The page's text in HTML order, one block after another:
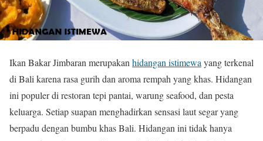
Ikan Bakar Jimbaran merupakan hidangan istimewa yang terkenal
di Bali karena rasa gurih dan aroma rempah yang khas. Hidangan
ini populer di restoran tepi pantai, warung seafood, dan pesta
keluarga. Setiap suapan menghadirkan sensasi laut segar yang
berpadu dengan bumbu khas Bali. Hidangan ini tidak hanya